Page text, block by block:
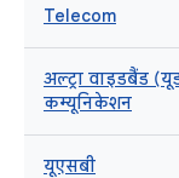
Telecom
अल्ट्रा वाइडबैंड
कम्यूनिकेशन
यूएसबी